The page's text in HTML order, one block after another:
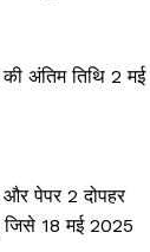
अंतिम तिथि 2 मई
पेपर 2 दोपहर
जिसे 18 मई 2025